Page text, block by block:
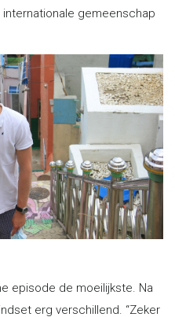
gemeenschap
episode de moeilijkste. Na
erg verschillend. “Zeker